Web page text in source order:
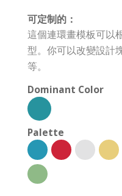
可定制的：
這個連環畫模板可以
型。你可以改變設計
等。
Dominant Color
Palette